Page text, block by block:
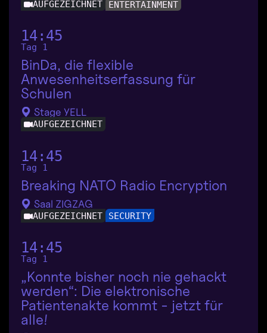
AUFGEZEICHNET ENTERTAINMENT
14:45
Tag 1
BinDa, die flexible
Anwesenheitserfassung für
Schulen
Stage YELL
AUFGEZEICHNET
14:45
Tag 1
Breaking NATO Radio Encryption
Saal ZIGZAG
AUFGEZEICHNET SECURITY
14:45
Tag 1
„Konnte bisher noch nie gehackt
werden“: Die elektronische
Patientenakte kommt - jetzt für
alle!